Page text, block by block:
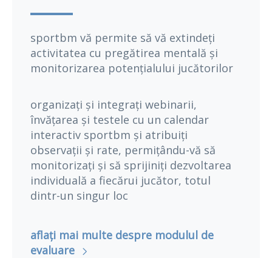
sportbm vă permite să vă extindeți
activitatea cu pregătirea mentală și
monitorizarea potențialului jucătorilor
organizați și integrați webinarii,
învățarea și testele cu un calendar
interactiv sportbm și atribuiți
observații și rate, permițându-vă să
monitorizați și să sprijiniți dezvoltarea
individuală a fiecărui jucător, totul
dintr-un singur loc
aflați mai multe despre modulul de
evaluare